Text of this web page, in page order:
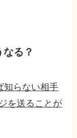
る？
知らない相手
を送ることが